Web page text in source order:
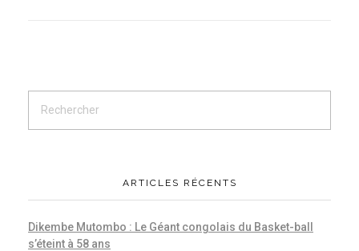
ARTICLES RÉCENTS
Dikembe Mutombo : Le Géant congolais du Basket-ball
s’éteint à 58 ans